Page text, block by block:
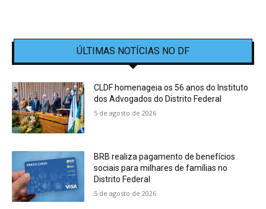
ÚLTIMAS NOTÍCIAS NO DF
CLDF homenageia os 56 anos do Instituto
dos Advogados do Distrito Federal
5 de agosto de 2026
BRB realiza pagamento de benefícios
sociais para milhares de famílias no
Distrito Federal
5 de agosto de 2026